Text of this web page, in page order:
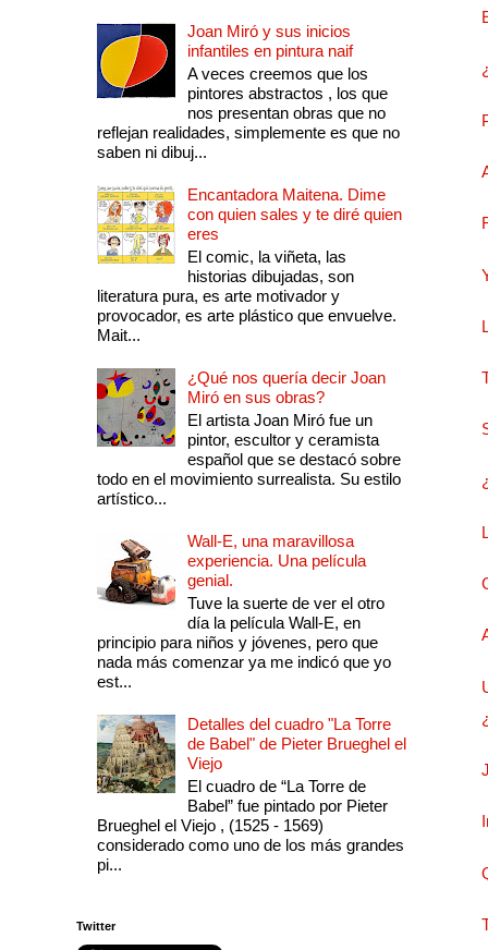
Joan Miró y sus inicios
infantiles en pintura naif
A veces creemos que los
pintores abstractos , los que
nos presentan obras que no
reflejan realidades, simplemente es que no
saben ni dibuj...
Encantadora Maitena. Dime
con quien sales y te diré quien
eres
El comic, la viñeta, las
historias dibujadas, son
literatura pura, es arte motivador y
provocador, es arte plástico que envuelve.
Mait...
¿Qué nos quería decir Joan
Miró en sus obras?
El artista Joan Miró fue un
pintor, escultor y ceramista
español que se destacó sobre
todo en el movimiento surrealista. Su estilo
artístico...
Wall-E, una maravillosa
experiencia. Una película
genial.
Tuve la suerte de ver el otro
día la película Wall-E, en
principio para niños y jóvenes, pero que
nada más comenzar ya me indicó que yo
est...
Detalles del cuadro "La Torre
de Babel" de Pieter Brueghel el
Viejo
El cuadro de “La Torre de
Babel” fue pintado por Pieter
Brueghel el Viejo , (1525 - 1569)
considerado como uno de los más grandes
pi...
Twitter